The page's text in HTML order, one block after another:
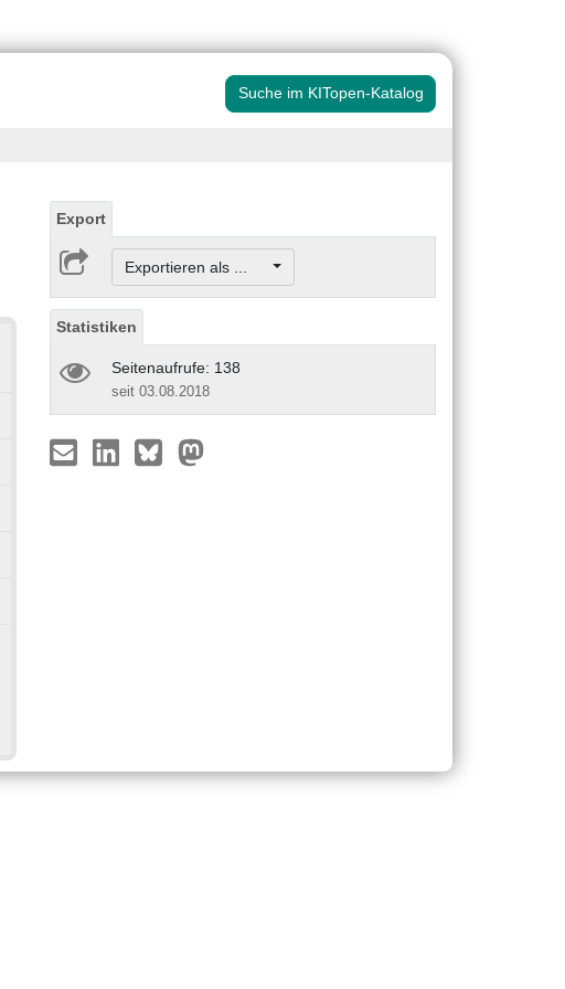
Suche im KITopen-Katalog
Export
Exportieren als ...
Statistiken
Seitenaufrufe: 138
seit 03.08.2018